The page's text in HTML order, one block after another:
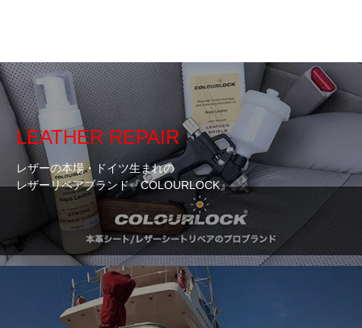
LEATHER REPAIR
レザーの本場・ドイツ生まれの
レザーリペアブランド『COLOURLOCK』